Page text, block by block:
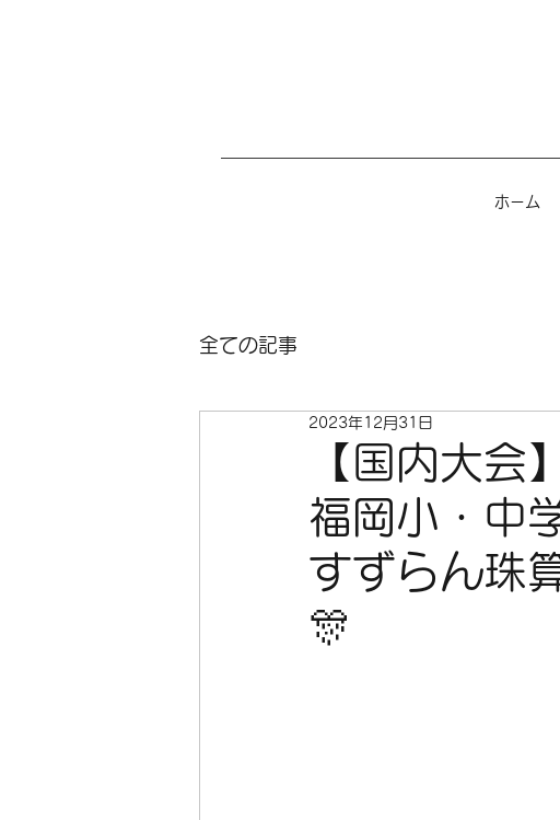
ホーム
全ての記事
【国内大会
福岡小・中
すずらん珠
🎊
2023年12月31日